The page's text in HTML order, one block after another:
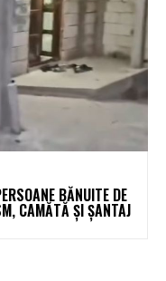
BĂNUITE DE
CAMĂTĂ ŞI ŞANTAJ